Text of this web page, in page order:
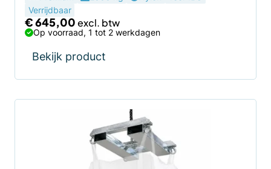
Verrijdbaar
€645,00
Op voorraad, 1 tot 2 werkdagen
Bekijk product